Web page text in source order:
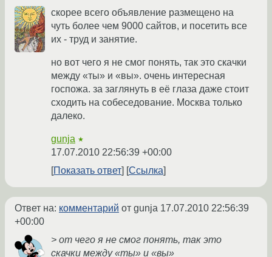
скорее всего объявление размещено на
чуть более чем 9000 сайтов, и посетить все
их - труд и занятие.
но вот чего я не смог понять, так это скачки
между «ты» и «вы». очень интересная
госпожа. за заглянуть в её глаза даже стоит
сходить на собеседование. Москва только
далеко.
gunja ★
17.07.2010 22:56:39 +00:00
Показать ответ
Ссылка
Ответ на: комментарий от gunja 17.07.2010 22:56:39
+00:00
> от чего я не смог понять, так это
скачки между «ты» и «вы»